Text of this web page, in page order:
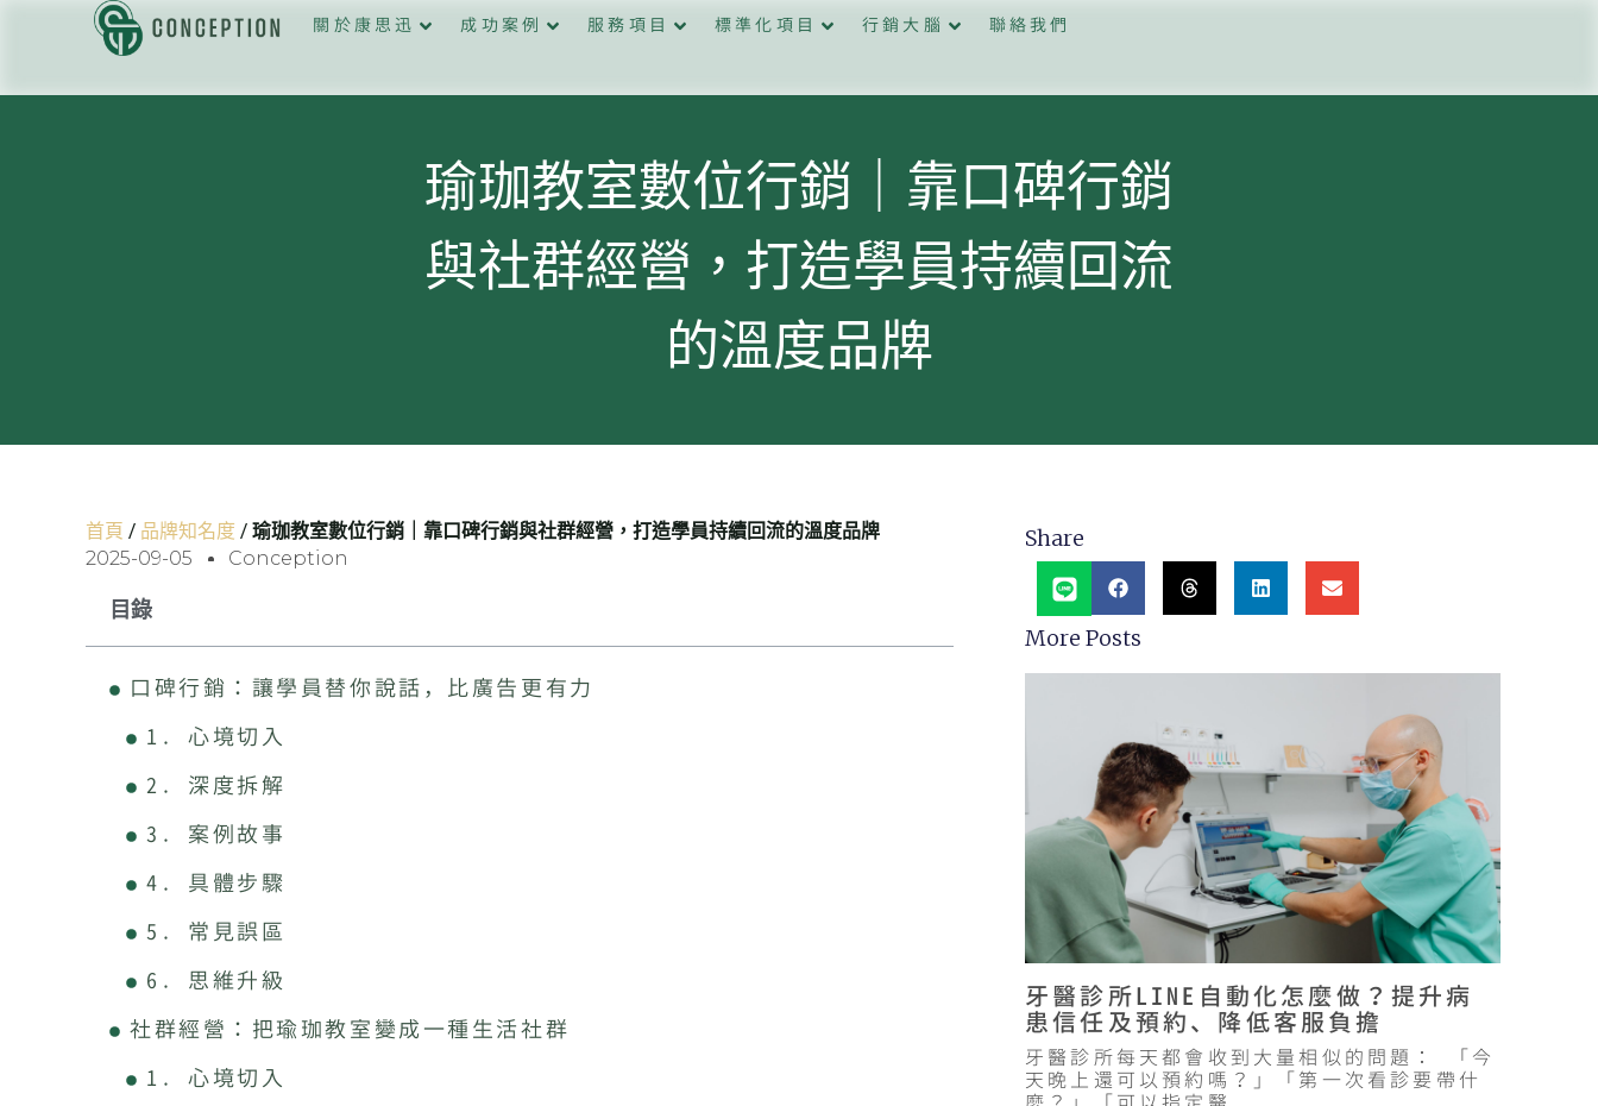
關於康思迅 成功案例 服務項目 標準化項目 行銷大腦 聯絡我們
瑜珈教室數位行銷｜靠口碑行銷
與社群經營，打造學員持續回流
的溫度品牌
首頁 / 品牌知名度 /瑜珈教室數位行銷｜靠口碑行銷與社群經營，打造學員持續回流的溫度品牌
2025-09-05 Conception
目錄
口碑行銷：讓學員替你說話，比廣告更有力
1. 心境切入
2. 深度拆解
3. 案例故事
4. 具體步驟
5. 常見誤區
6. 思維升級
社群經營：把瑜珈教室變成一種生活社群
1. 心境切入
Share
More Posts
牙醫診所LINE自動化怎麼做？提升病
患信任及預約、降低客服負擔
牙醫診所每天都會收到大量相似的問題： 「今
天晚上還可以預約嗎？」「第一次看診要帶什